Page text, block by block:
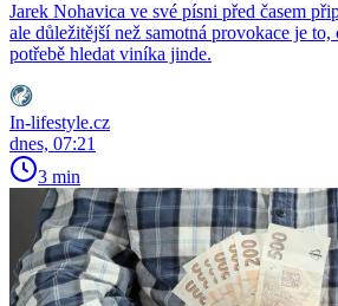
Jarek Nohavica ve své písni před časem
ale důležitější než samotná provokace je
potřebě hledat viníka jinde.
In-lifestyle.cz
dnes, 07:21
3 min